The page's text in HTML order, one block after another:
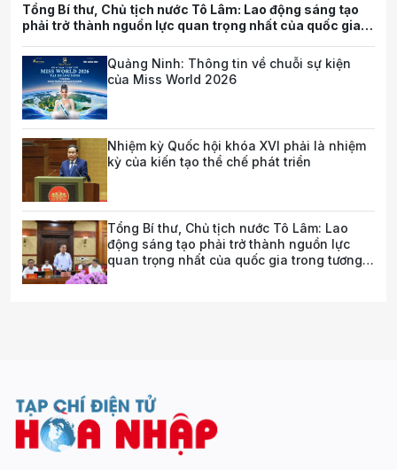
Tổng Bí thư, Chủ tịch nước Tô Lâm: Lao động sáng tạo
phải trở thành nguồn lực quan trọng nhất của quốc gia
Quảng Ninh: Thông tin về chuỗi sự kiện
của Miss World 2026
Nhiệm kỳ Quốc hội khóa XVI phải là nhiệm
kỳ của kiến tạo thể chế phát triển
Tổng Bí thư, Chủ tịch nước Tô Lâm: Lao
động sáng tạo phải trở thành nguồn lực
quan trọng nhất của quốc gia trong tương